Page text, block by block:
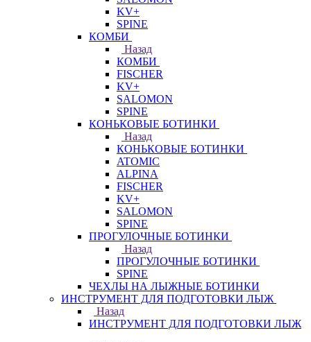
KV+
SPINE
КОМБИ
Назад
КОМБИ
FISCHER
KV+
SALOMON
SPINE
КОНЬКОВЫЕ БОТИНКИ
Назад
КОНЬКОВЫЕ БОТИНКИ
ATOMIC
ALPINA
FISCHER
KV+
SALOMON
SPINE
ПРОГУЛОЧНЫЕ БОТИНКИ
Назад
ПРОГУЛОЧНЫЕ БОТИНКИ
SPINE
ЧЕХЛЫ НА ЛЫЖНЫЕ БОТИНКИ
ИНСТРУМЕНТ ДЛЯ ПОДГОТОВКИ ЛЫЖ
Назад
ИНСТРУМЕНТ ДЛЯ ПОДГОТОВКИ ЛЫЖ